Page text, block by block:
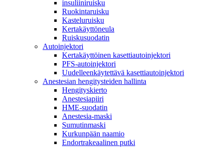
insuliiniruisku
Ruokintaruisku
Kasteluruisku
Kertakäyttöneula
Ruiskusuodatin
Autoinjektori
Kertakäyttöinen kasettiautoinjektori
PFS-autoinjektori
Uudelleenkäytettävä kasettiautoinjektori
Anestesian hengitysteiden hallinta
Hengityskierto
Anestesiapiiri
HME-suodatin
Anestesia-maski
Sumutinmaski
Kurkunpään naamio
Endortrakeaalinen putki